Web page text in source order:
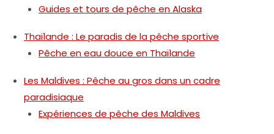
Guides et tours de pêche en Alaska
Thaïlande : Le paradis de la pêche sportive
Pêche en eau douce en Thaïlande
Les Maldives : Pêche au gros dans un cadre
paradisiaque
Expériences de pêche des Maldives